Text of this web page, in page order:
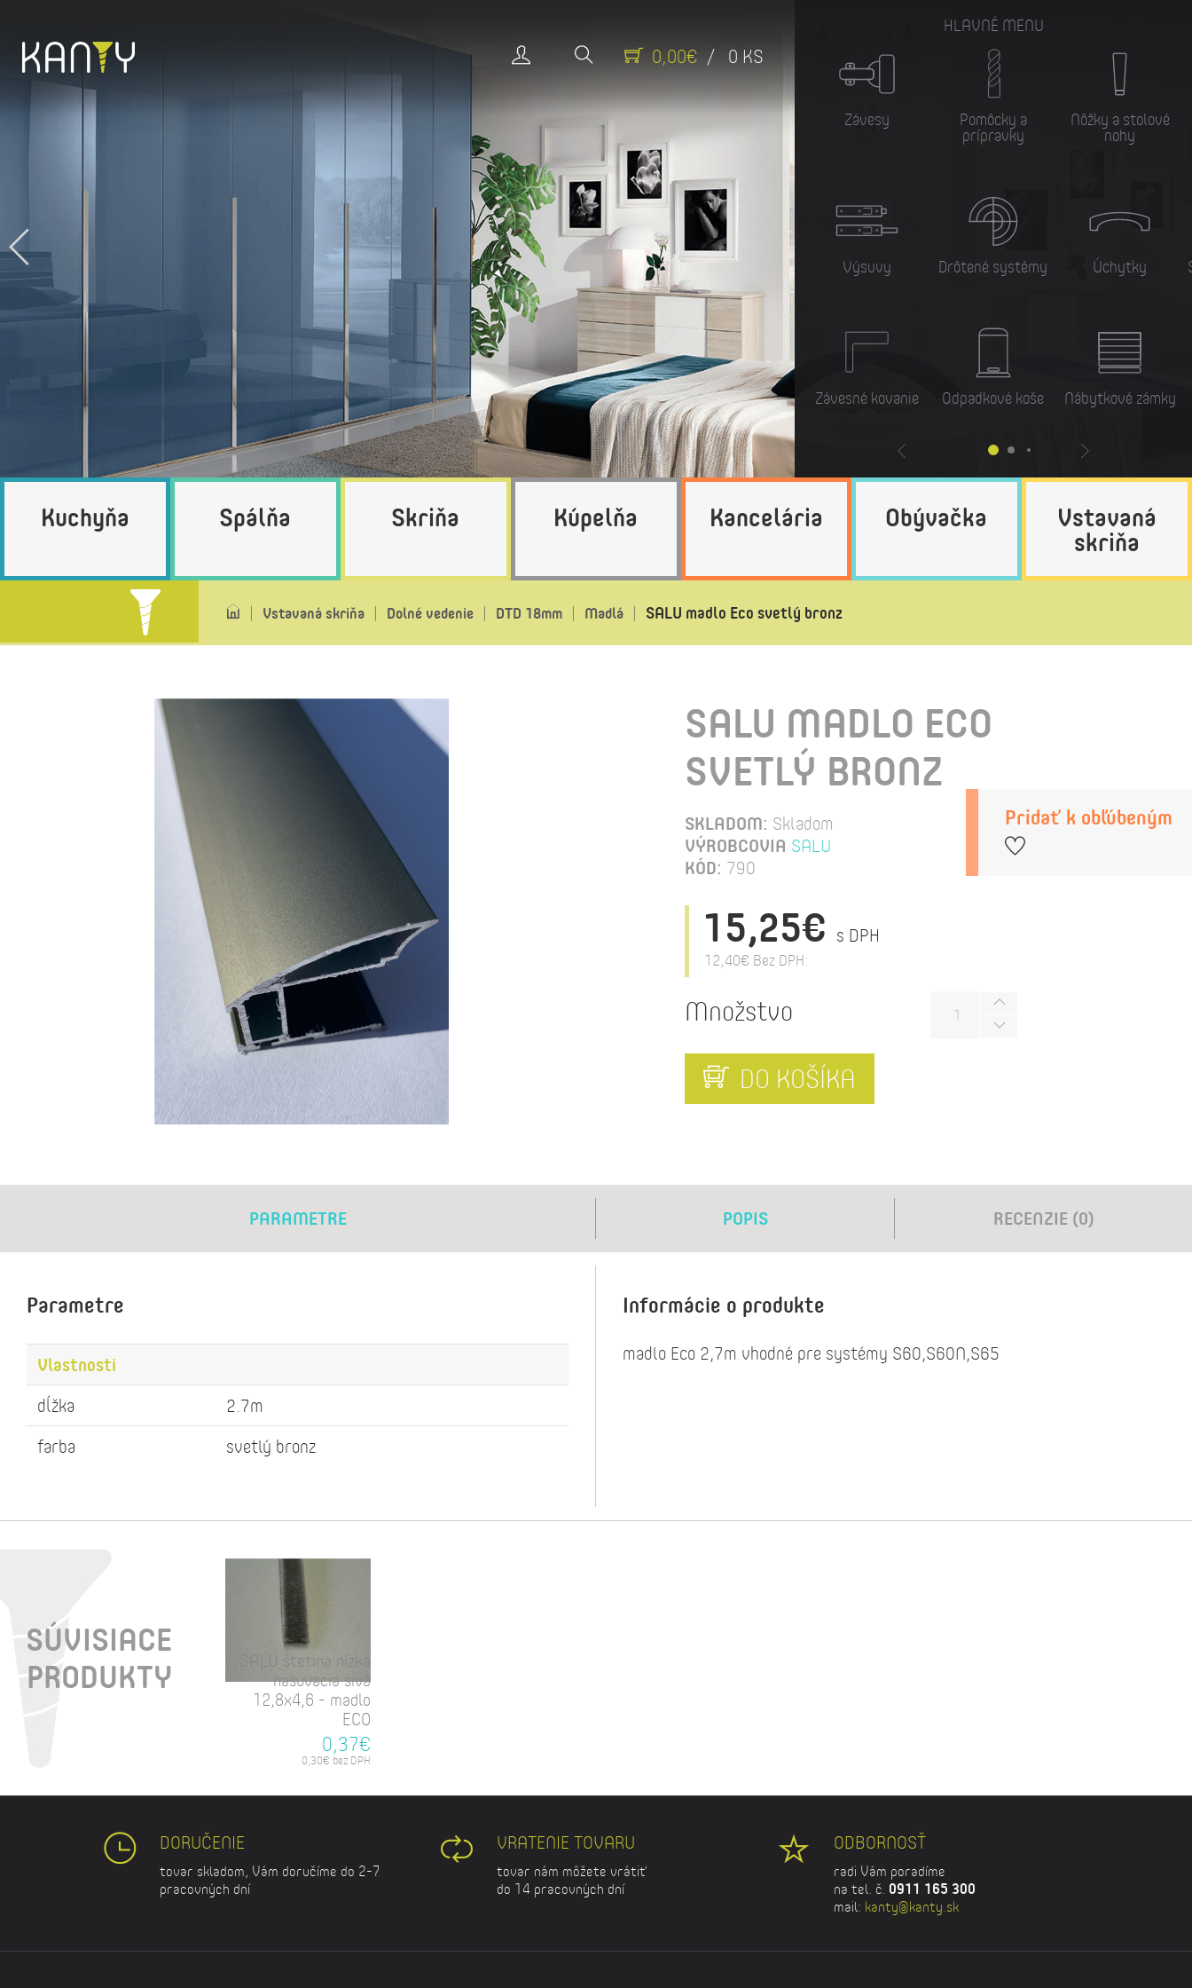
0,00€ / 0 KS
HLAVNÉ MENU
Závesy
Výsuvy
Závesné kovanie
Pomôcky a
prípravky
Drôtené systémy
Odpadkové koše
Nôžky a stolové
nohy
Úchytky
Nábytkové zámky
Kuchyňa Spálňa Skriňa Kúpelňa Kancelária Obývačka Vstavaná
skriňa
Vstavaná skriňa Dolné vedenie DTD 18mm Madlá SALU madlo Eco svetlý bronz
SALU MADLO ECO
SVETLÝ BRONZ
SKLADOM: Skladom
VÝROBCOVIA SALU
KÓD: 790
Pridať k obľúbeným
15,25€ s DPH
12,40€ Bez DPH:
Množstvo
DO KOŠÍKA
PARAMETRE
Parametre
Vlastnosti
dĺžka
2.7m
farba
svetlý bronz
POPIS RECENZIE (0)
Informácie o produkte
madlo Eco 2,7m vhodné pre systémy S60,S60N,S65
SÚVISIACE
PRODUKTY
SALU štetina nízka
nasuvacia sivá
12,8x4,6 - madlo
ECO
0,37€
0,30€ bez DPH
DORUČENIE
tovar skladom, Vám doručíme do 2-7
pracovných dní
VRATENIE TOVARU
tovar nám môžete vrátiť
do 14 pracovných dní
ODBORNOSŤ
radi Vám poradíme
na tel. č. 0911 165 300
mail: kanty@kanty.sk